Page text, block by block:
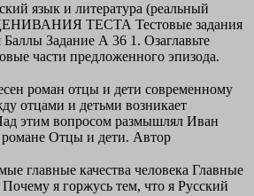
язык и литература (реальный
ТЕСТА Тестовые задания
Задание А 36 1. Озаглавьте
части предложенного эпизода.
роман отцы и дети современному
отцами и детьми возникает
этим вопросом размышлял Иван
романе Отцы и дети. Автор
главные качества человека Главные
я горжусь тем, что я Русский